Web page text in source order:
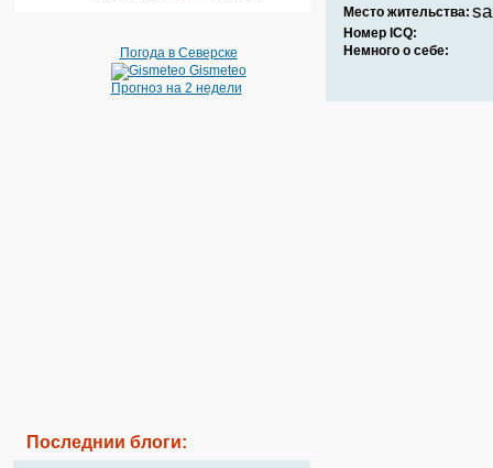
Погода в Северске
Gismeteo
Прогноз на 2 недели
Последнии блоги:
Место жительства:
Номер ICQ:
Немного о себе: